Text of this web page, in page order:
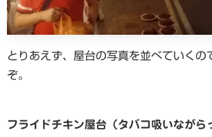
とりあえず、屋台の写真を並べていくの
ぞ。
フライドチキン屋台（タバコ吸いながら